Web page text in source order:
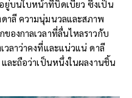
บนใบหน้าที่บิดเบี้ยว ซึ่งเป็น
าลี ความนุ่มนวลและสภาพ
องกาลเวลาที่ลื่นไหลราวกับ
วลาว่าคงที่และแน่วแน่ ดาลี
ละถือว่าเป็นหนึ่งในผลงานชิ้น